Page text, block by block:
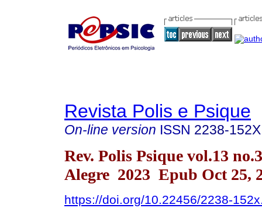
Revista Polis e Psique
On-line version ISSN 2238-152X
Rev. Polis Psique vol.13
Alegre 2023 Epub Oct 25,
https://doi.org/10.22456/2238-